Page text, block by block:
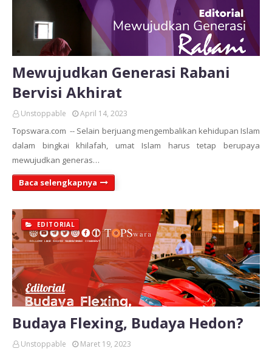
Mewujudkan Generasi Rabani
Bervisi Akhirat
Unstoppable April 14, 2023
Topswara.com -- Selain berjuang mengembalikan kehidupan Islam
dalam bingkai khilafah, umat Islam harus tetap berupaya
mewujudkan generas…
Baca selengkapnya
EDITORIAL
Budaya Flexing, Budaya Hedon?
Unstoppable Maret 19, 2023